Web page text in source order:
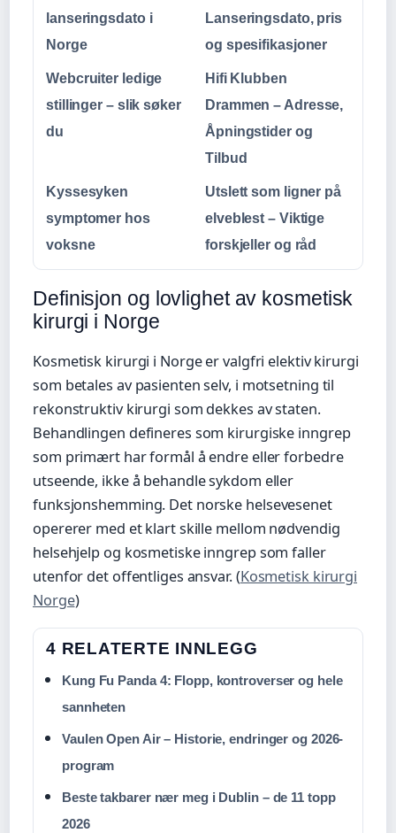
lanseringsdato i
Norge
Lanseringsdato, pris
og spesifikasjoner
Webcruiter ledige
stillinger – slik søker
du
Hifi Klubben
Drammen – Adresse,
Åpningstider og
Tilbud
Kyssesyken
symptomer hos
voksne
Utslett som ligner på
elveblest – Viktige
forskjeller og råd
Definisjon og lovlighet av kosmetisk
kirurgi i Norge
Kosmetisk kirurgi i Norge er valgfri elektiv kirurgi
som betales av pasienten selv, i motsetning til
rekonstruktiv kirurgi som dekkes av staten.
Behandlingen defineres som kirurgiske inngrep
som primært har formål å endre eller forbedre
utseende, ikke å behandle sykdom eller
funksjonshemming. Det norske helsevesenet
opererer med et klart skille mellom nødvendig
helsehjelp og kosmetiske inngrep som faller
utenfor det offentliges ansvar. (Kosmetisk kirurgi
Norge)
4 RELATERTE INNLEGG
Kung Fu Panda 4: Flopp, kontroverser og hele
sannheten
Vaulen Open Air – Historie, endringer og 2026-
program
Beste takbarer nær meg i Dublin – de 11 topp
2026